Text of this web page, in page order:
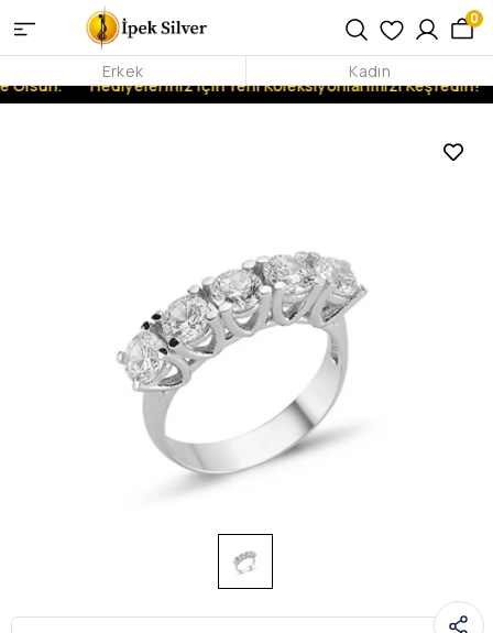
Hediyeleriniz İçin Yeni Koleksiyonlarımızı Keşfedin!
0
Erkek Kadın